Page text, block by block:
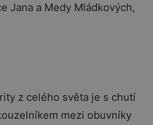
Jana a Medy Mládkových,
z celého světa je s chutí
mezi obuvníky